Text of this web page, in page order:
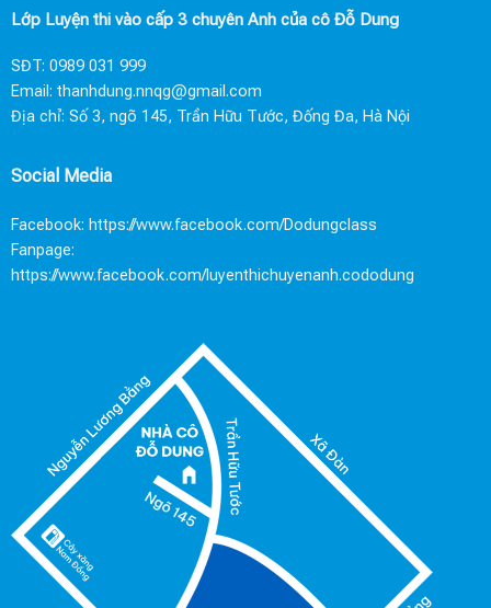
Lớp Luyện thi vào cấp 3 chuyên Anh của cô Đỗ Dung
SĐT: 0989 031 999
Email: thanhdung.nnqg@gmail.com
Địa chỉ: Số 3, ngõ 145, Trần Hữu Tước, Đống Đa, Hà Nội
Social Media
Facebook: https://www.facebook.com/Dodungclass
Fanpage:
https://www.facebook.com/luyenthichuyenanh.cododung